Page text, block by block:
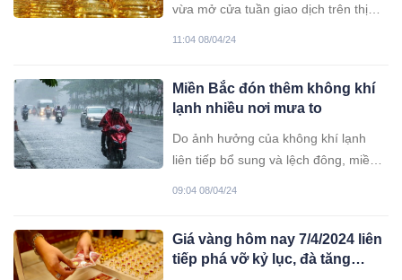
vừa mở cửa tuần giao dịch trên thị
11:04 08/04/24
Miền Bắc đón thêm không khí
lạnh nhiều nơi mưa to
Do ảnh hưởng của không khí lạnh
liên tiếp bổ sung và lệch đông, miền
09:04 08/04/24
Giá vàng hôm nay 7/4/2024 liên
tiếp phá vỡ kỷ lục, đà tăng